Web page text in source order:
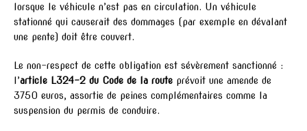
lorsque le véhicule n’est pas en circulation. Un véhicule
stationné qui causerait des dommages (par exemple en dévalant
une pente) doit être couvert.
Le non-respect de cette obligation est sévèrement sanctionné :
l’article L324-2 du Code de la route prévoit une amende de
3750 euros, assortie de peines complémentaires comme la
suspension du permis de conduire.